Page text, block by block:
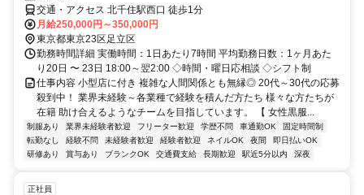
交通・アクセス 北千住駅西口 徒歩1分
月給250,000円～350,000円
東京都東京23区足立区
勤務時間詳細 実働時間：1日あたり7時間 平均勤務日数：1ヶ月あた
り20日 〜 23日 18:00～翌2:00 ◇時間・曜日応相談 ◇シフト制
仕事内容 小型店に付き 複雑な人間関係とも無縁◎ 20代～30代の応募
殺到中！ 業界未経験～各業種で経験を積んだ方たち 様々な方たちが
在籍 助け合えるようなチームを目指しています。 【 女性黒服...
制服あり 業界未経験者歓迎 フリーター歓迎 学歴不問 車通勤OK
固定時間制
転勤なし
経験不問 未経験者歓迎 経験者歓迎 ネイルOK 夜間
即日払いOK
研修あり
賞与あり ブランクOK 交通費支給 長期歓迎 駅近5分以内 深夜
正社員